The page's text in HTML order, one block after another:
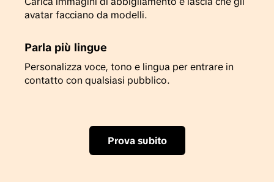
immaginazione.
Ottimizza le tue immagini
Ridimensiona facilmente i tuoi poster per
adattarli ai requisiti di ogni piattaforma e
aumentare la visibilità su tutti i canali.
Prova subito